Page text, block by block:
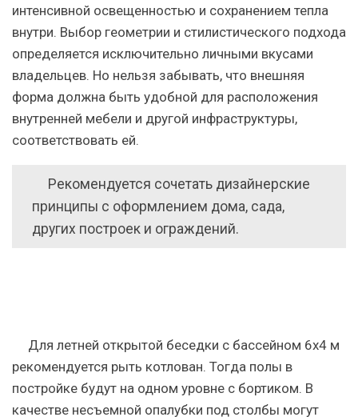
интенсивной освещенностью и сохранением тепла
внутри. Выбор геометрии и стилистического подхода
определяется исключительно личными вкусами
владельцев. Но нельзя забывать, что внешняя
форма должна быть удобной для расположения
внутренней мебели и другой инфраструктуры,
соответствовать ей.
Рекомендуется сочетать дизайнерские
принципы с оформлением дома, сада,
других построек и ограждений.
Для летней открытой беседки с бассейном 6х4 м
рекомендуется рыть котлован. Тогда полы в
постройке будут на одном уровне с бортиком. В
качестве несъемной опалубки под столбы могут